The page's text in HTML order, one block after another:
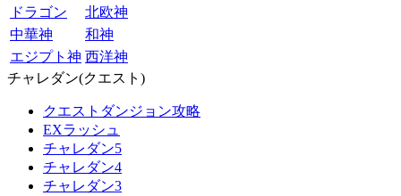
ドラゴン
北欧神
中華神
和神
エジプト神 西洋神
チャレダン(クエスト)
クエストダンジョン攻略
EXラッシュ
チャレダン5
チャレダン4
チャレダン3